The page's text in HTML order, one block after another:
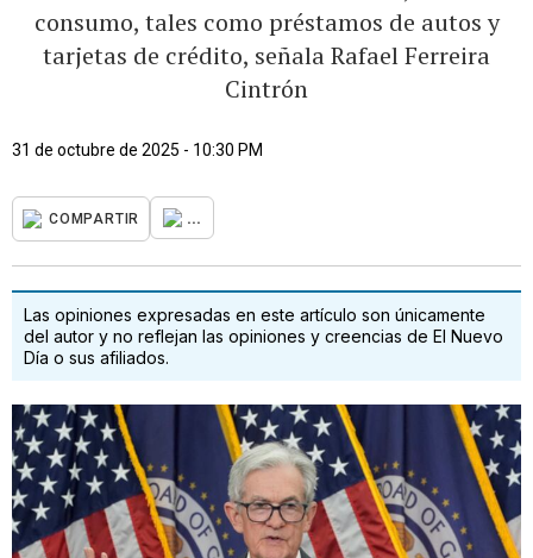
consumo, tales como préstamos de autos y
tarjetas de crédito, señala Rafael Ferreira
Cintrón
31 de octubre de 2025 - 10:30 PM
COMPARTIR ...
Las opiniones expresadas en este artículo son únicamente
del autor y no reflejan las opiniones y creencias de El Nuevo
Día o sus afiliados.